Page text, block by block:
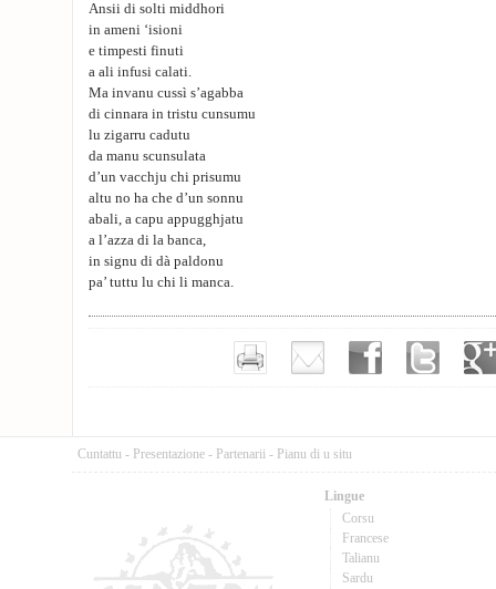
Ansii di solti middhori
in ameni ‘isioni
e timpesti finuti
a ali infusi calati.
Ma invanu cussì s’agabba
di cinnara in tristu cunsumu
lu zigarru cadutu
da manu scunsulata
d’un vacchju chi prisumu
altu no ha che d’un sonnu
abali, a capu appugghjatu
a l’azza di la banca,
in signu di dà paldonu
pa’ tuttu lu chi li manca.
Cuntattu - Presentazione - Partenarii - Pianu di u situ
Lingue
Corsu
Francese
Talianu
Sardu